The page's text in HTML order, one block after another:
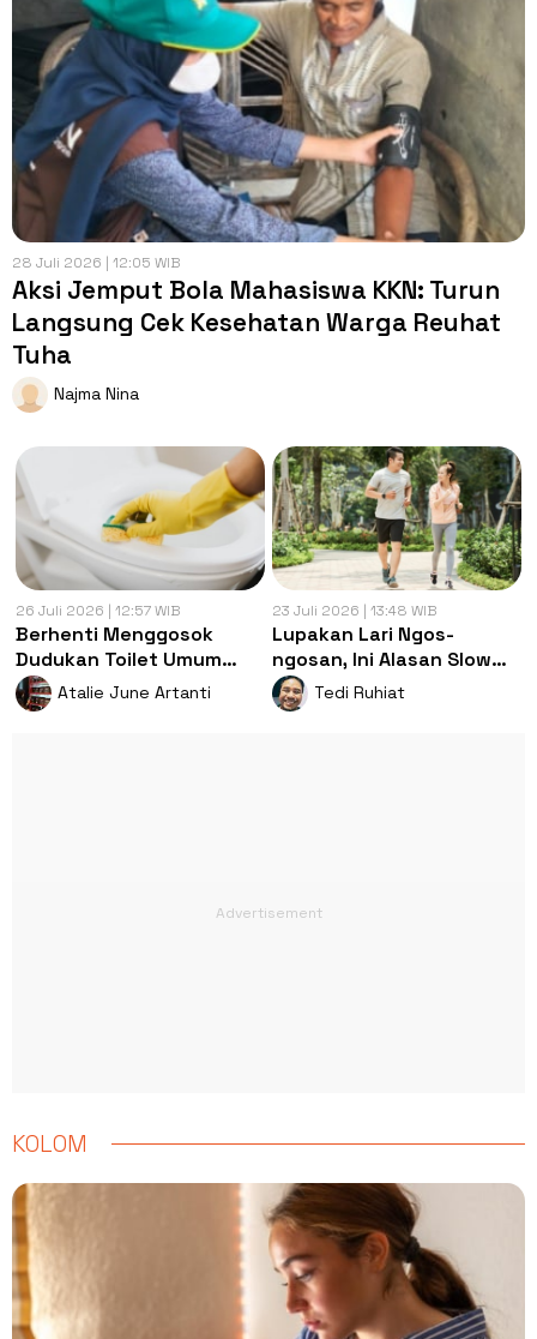
28 Juli 2026 | 12:05 WIB
Aksi Jemput Bola Mahasiswa KKN: Turun
Langsung Cek Kesehatan Warga Reuhat
Tuha
Najma Nina
26 Juli 2026 | 12:57 WIB
Berhenti Menggosok
Dudukan Toilet Umum
dengan Tisu, Ini Cara
Membersihkan yang
Atalie June Artanti
23 Juli 2026 | 13:48 WIB
Lupakan Lari Ngos-
ngosan, Ini Alasan Slow
Jogging Lebih Efektif
Bakar Lemak
Tedi Ruhiat
KOLOM